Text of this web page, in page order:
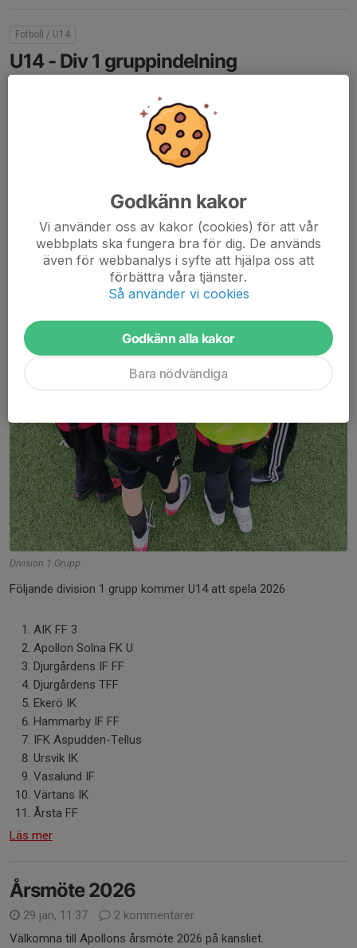
Fotboll / U14
U14 - Div 1 gruppindelning
Division 1 Grupp
Följande division 1 grupp kommer U14 att spela 2026
AIK FF 3
Apollon Solna FK U
Djurgårdens IF FF
Djurgårdens TFF
Ekerö IK
Hammarby IF FF
IFK Aspudden-Tellus
Ursvik IK
Vasalund IF
Värtans IK
Årsta FF
Läs mer
Årsmöte 2026
29 jan, 11:37
2 kommentarer
Välkomna till Apollons årsmöte 2026 på kansliet.
Godkänn kakor
Vi använder oss av kakor (cookies) för att vår
webbplats ska fungera bra för dig. De används
även för webbanalys i syfte att hjälpa oss att
förbättra våra tjänster.
Så använder vi cookies
Godkänn alla kakor
Bara nödvändiga